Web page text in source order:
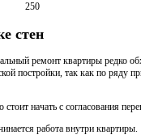
250
стен
ремонт квартиры редко
постройки, так как по ряду
начать с согласования
работа внутри квартиры.